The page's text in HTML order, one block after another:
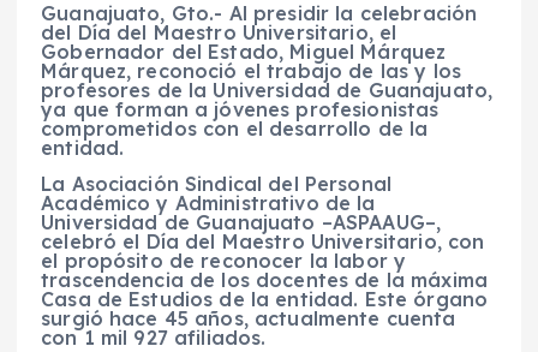
Guanajuato, Gto.- Al presidir la celebración
del Día del Maestro Universitario, el
Gobernador del Estado, Miguel Márquez
Márquez, reconoció el trabajo de las y los
profesores de la Universidad de Guanajuato,
ya que forman a jóvenes profesionistas
comprometidos con el desarrollo de la
entidad.
La Asociación Sindical del Personal
Académico y Administrativo de la
Universidad de Guanajuato –ASPAAUG–,
celebró el Día del Maestro Universitario, con
el propósito de reconocer la labor y
trascendencia de los docentes de la máxima
Casa de Estudios de la entidad. Este órgano
surgió hace 45 años, actualmente cuenta
con 1 mil 927 afiliados.